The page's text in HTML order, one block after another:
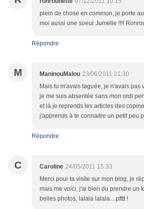
plein de chose en commun, je porte
moi aussi une soeur Jumelle !!!!
Répondre
M ManinouMalou 23/06/2011 21:30
Mais tu m'avais taguée, je n'avais pas
je me suis absentée sans mon ordi
et là je reprends les articles des
j'apprends à te connaitre un petit peu
Répondre
C Caroline 24/05/2011 15:33
Merci pour ta visite sur mon blog, je
mais me voici, j'ai bien du prendre un
belles photos, lalala lalala....pfttt !